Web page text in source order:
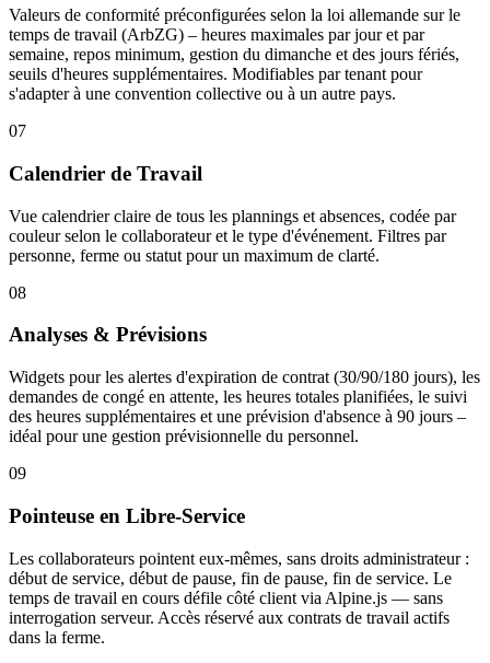
Valeurs de conformité préconfigurées selon la loi allemande sur le
temps de travail (ArbZG) – heures maximales par jour et par
semaine, repos minimum, gestion du dimanche et des jours fériés,
seuils d'heures supplémentaires. Modifiables par tenant pour
s'adapter à une convention collective ou à un autre pays.
07
Calendrier de Travail
Vue calendrier claire de tous les plannings et absences, codée par
couleur selon le collaborateur et le type d'événement. Filtres par
personne, ferme ou statut pour un maximum de clarté.
08
Analyses & Prévisions
Widgets pour les alertes d'expiration de contrat (30/90/180 jours), les
demandes de congé en attente, les heures totales planifiées, le suivi
des heures supplémentaires et une prévision d'absence à 90 jours –
idéal pour une gestion prévisionnelle du personnel.
09
Pointeuse en Libre-Service
Les collaborateurs pointent eux-mêmes, sans droits administrateur :
début de service, début de pause, fin de pause, fin de service. Le
temps de travail en cours défile côté client via Alpine.js — sans
interrogation serveur. Accès réservé aux contrats de travail actifs
dans la ferme.